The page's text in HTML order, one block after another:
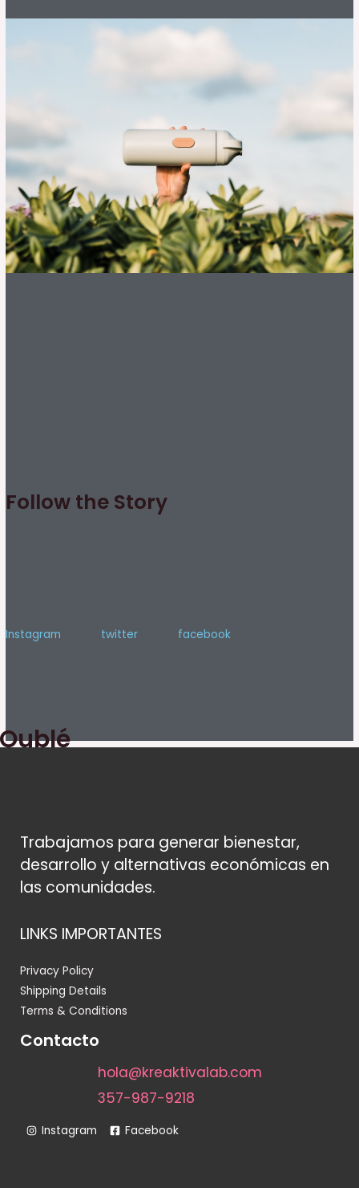
Follow the Story
Instagram twitter facebook
Trabajamos para generar bienestar,
desarrollo y alternativas económicas en
las comunidades.
LINKS IMPORTANTES
Privacy Policy
Shipping Details
Terms & Conditions
Contacto
hola@kreaktivalab.com
357-987-9218
Instagram Facebook